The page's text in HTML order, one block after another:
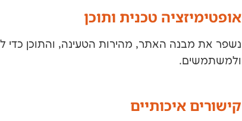
אופטימיזציה טכנית ותוכן
נשפר את מבנה האתר, מהירות הטעינה, והתוכן כדי
ולמשתמשים.
קישורים איכותיים